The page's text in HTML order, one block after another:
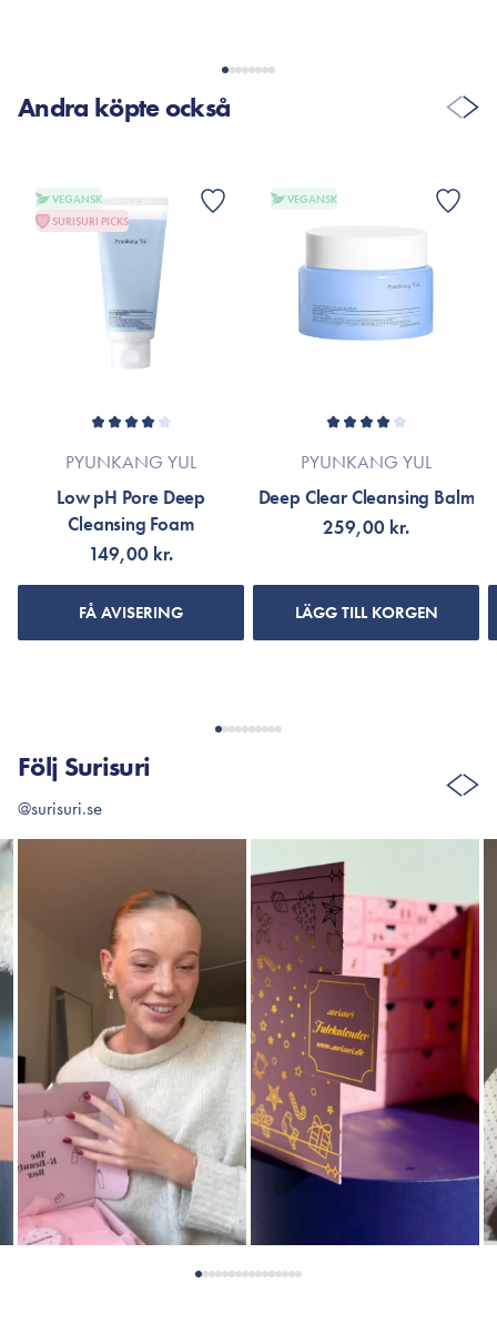
VISA FLER RECENSIONER
Andra köpte också
VEGANSK
SURISURI PICKS
PYUNKANG YUL
Low pH Pore Deep
Cleansing Foam
149,00 kr.
FÅ AVISERING
VEGANSK
PYUNKANG YUL
Deep Clear Cleansing Balm
259,00 kr.
LÄGG TILL KORGEN
Följ Surisuri
@surisuri.se